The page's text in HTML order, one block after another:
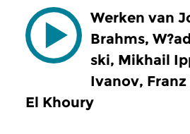
Werken van
Brahms,
ski, Mikhail
Ivanov,
El Khoury